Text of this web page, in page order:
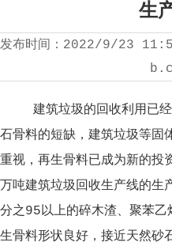
生
发布时间： 2022/9/23
建筑垃圾的回收利用已
石骨料的短缺，建筑垃圾等固
重视，再生骨料已成为新的投
万吨建筑垃圾回收生产线的生
分之95以上的碎木渣、聚苯
生骨料形状良好，接近天然砂